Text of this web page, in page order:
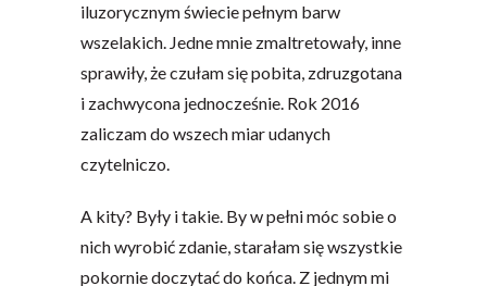
iluzorycznym świecie pełnym barw
wszelakich. Jedne mnie zmaltretowały, inne
sprawiły, że czułam się pobita, zdruzgotana
i zachwycona jednocześnie. Rok 2016
zaliczam do wszech miar udanych
czytelniczo.
A kity? Były i takie. By w pełni móc sobie o
nich wyrobić zdanie, starałam się wszystkie
pokornie doczytać do końca. Z jednym mi